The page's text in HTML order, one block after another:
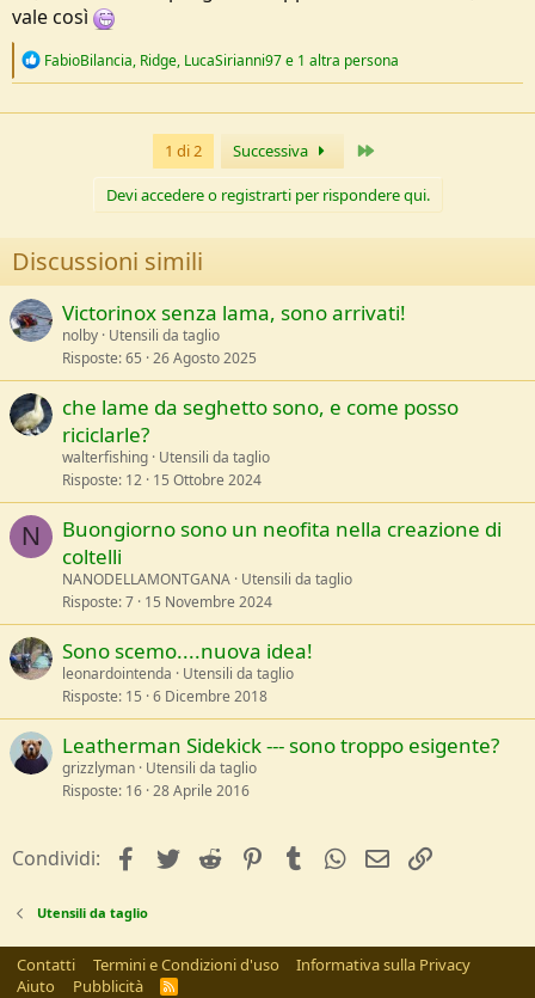
vale così
R
c
FabioBilancia, Ridge, LucaSirianni97e 1 altra persona
1 di 2 Successiva
Devi accedere o registrarti per rispondere qui.
Discussioni simili
Victorinox senza lama, sono arrivati!
nolby Utensili da taglio
Risposte 65 26 Agosto 2025
che lame da seghetto sono, e come posso
riciclarle?
walterfishing Utensili da taglio
Risposte 12 15 Ottobre 2024
N
Buongiorno sono un neofita nella creazione di
coltelli
NANODELLAMONTGANA Utensili da taglio
Risposte 7 15 Novembre 2024
Sono scemo....nuova idea!
leonardointenda
Utensili da taglio
Risposte 15 6 Dicembre 2018
Leatherman Sidekick --- sono troppo esigente?
grizzlyman Utensili da taglio
Risposte 16 28 Aprile 2016
Condividi: facebookTwitterReddit PinterestTumblrWhatsApp
e-mail
Utensili da taglio
Contatti Termini e Condizioni d'uso
Informativa sulla Privacy
Aiuto
Pubblicità
R